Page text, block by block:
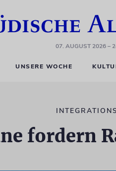
07. AUGUST 2026–
UNSERE WOCHE
fordern